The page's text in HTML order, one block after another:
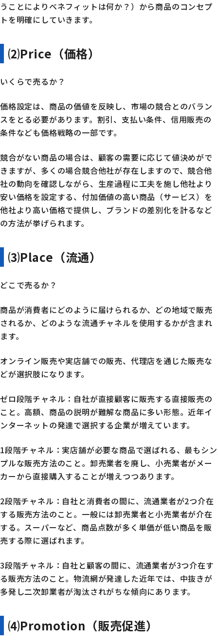
うことによりベネフィットは何か？）から商品のコンセプ
トを明確にしていきます。
⑵Price（価格）
いくらで売るか？
価格設定は、商品の価値を反映し、市場の競合とのバラン
スをとる必要があります。割引、支払い条件、信用販売の
条件なども価格戦略の一部です。
競合がない商品の場合は、顧客の需要に応じて値決めがで
きますが、多くの場合競合他社が存在しますので、競合他
社の動向を確認しながら、生産過程に工夫を施し他社より
安い価格を設定する、付加価値の高い商品（サービス）を
他社より高い価格で提供し、ブランドの差別化を計るなど
の方法が挙げられます。
⑶Place（流通）
どこで売るか？
商品が消費者にどのように届けられるか、どの地域で販売
されるか、どのような流通チャネルを使用するかが含まれ
ます。
オンライン販売や実店舗での販売、代理店を通じた販売な
どが選択肢になります。
ゼロ段階チャネル：自社が直接顧客に販売する直接販売の
こと。高額、商品の説明が難解な商品に多い形態。近年イ
ンターネットの発達で選択する企業が増えています。
1段階チャネル：実店舗が必要な商品で選ばれる、最もシン
プルな販売方法のこと。卸売業者を廃し、小売業者がメー
カーから直接購入することが増えつつあります。
2段階チャネル：自社と消費者の間に、流通業者が2つ介在
する販売方法のこと。一般には卸売業者と小売業者が介在
する。スーパーなど、商品点数が多く単価が低い商品を販
売する際に選ばれます。
3段階チャネル：自社と顧客の間に、流通業者が3つ介在す
る販売方法のこと。物流網が発達した近年では、中抜きが
多発し二次卸業者が淘汰されがちな傾向にあります。
⑷Promotion（販売促進）